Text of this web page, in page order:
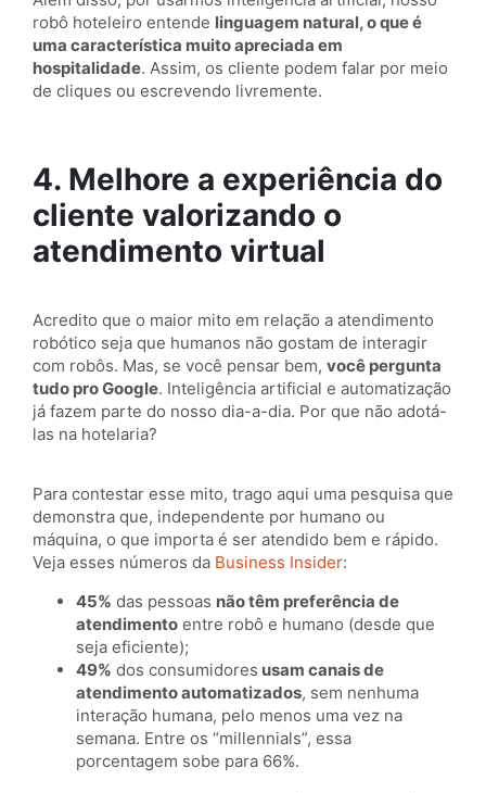
robô hoteleiro entende linguagem natural, o que é
uma característica muito apreciada em
hospitalidade. Assim, os cliente podem falar por meio
de cliques ou escrevendo livremente.
4. Melhore a experiência do
cliente valorizando o
atendimento virtual
Acredito que o maior mito em relação a atendimento
robótico seja que humanos não gostam de interagir
com robôs. Mas, se você pensar bem, você pergunta
tudo pro Google. Inteligência artificial e automatização
já fazem parte do nosso dia-a-dia. Por que não adotá-
las na hotelaria?
Para contestar esse mito, trago aqui uma pesquisa que
demonstra que, independente por humano ou
máquina, o que importa é ser atendido bem e rápido.
Veja esses números da Business Insider:
45% das pessoas não têm preferência de
atendimento entre robô e humano (desde que
seja eficiente);
49% dos consumidores usam canais de
atendimento automatizados, sem nenhuma
interação humana, pelo menos uma vez na
semana. Entre os “millennials”, essa
porcentagem sobe para 66%.